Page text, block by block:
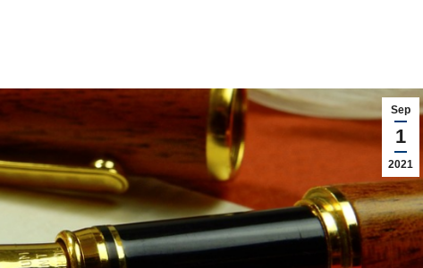
Sep
1
2021